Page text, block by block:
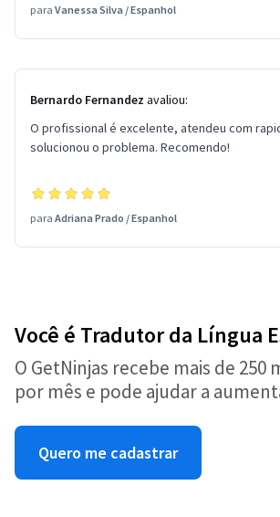
para Vanessa Silva /Espanhol
Bernardo Fernandez avaliou:
O profissional é excelente, atendeu com
solucionou o problema. Recomendo!
para Adriana Prado /Espanhol
Você é Tradutor da Língua
O GetNinjas recebe mais de 250
por mês e pode ajudar a
Quero me cadastrar